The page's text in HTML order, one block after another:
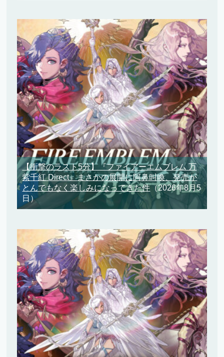
【衝撃のラスト5分】『ファイアーエムブレム 万
紫千紅 Direct』まさかの展開に阿鼻叫喚、発売が
とんでもなく楽しみになってきた件（2026年8月5
日）